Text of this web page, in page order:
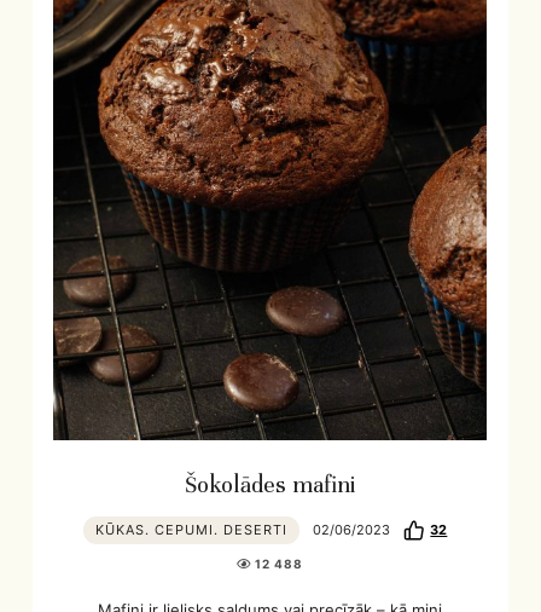
Šokolādes mafini
KŪKAS. CEPUMI. DESERTI 02/06/2023 32
12 488